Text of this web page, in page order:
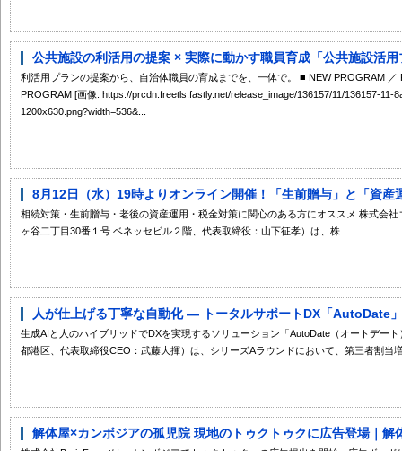
公共施設の利活用の提案 × 実際に動かす職員育成「公共施設活
利活用プランの提案から、自治体職員の育成までを、一体で。 ■ NEW PROGRAM ／
PROGRAM [画像: https://prcdn.freetls.fastly.net/release_image/136157/11/136157-11-
1200x630.png?width=536&...
8月12日（水）19時よりオンライン開催！「生前贈与」と「資産
相続対策・生前贈与・老後の資産運用・税金対策に関心のある方にオススメ 株式会
ヶ谷二丁目30番１号 ベネッセビル２階、代表取締役：山下征孝）は、株...
人が仕上げる丁寧な自動化 ― トータルサポートDX「AutoDate
生成AIと人のハイブリッドでDXを実現するソリューション「AutoDate（オートデー
都港区、代表取締役CEO：武藤大揮）は、シリーズAラウンドにおいて、第三者割当
解体屋×カンボジアの孤児院 現地のトゥクトゥクに広告登場｜解